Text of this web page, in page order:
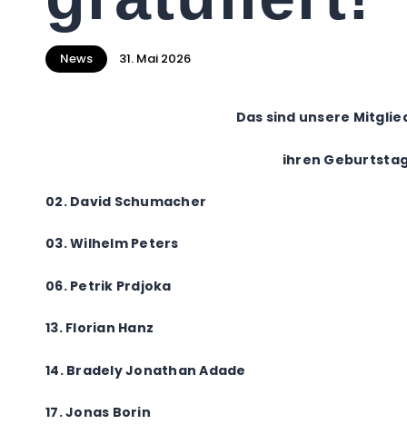
News 31. Mai 2026
Das sind unsere
ihren
02. David Schumacher
03. Wilhelm Peters
06. Petrik Prdjoka
13. Florian Hanz
14. Bradely Jonathan Adade
17. Jonas Borin